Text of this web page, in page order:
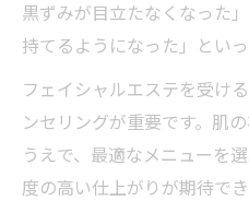
黒ずみが目立たなくなった
持てるようになった」とい
フェイシャルエステを受け
ンセリングが重要です。肌
うえで、最適なメニューを
度の高い仕上がりが期待でき